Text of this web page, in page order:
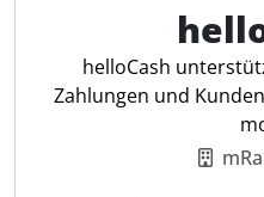
Offline arbeiten
Automatische
Beleg-Splitt
Logo auf Bons /
helloCash
Zahlungen und